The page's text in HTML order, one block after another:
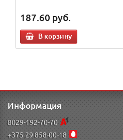
187.60 руб.
В корзину
Информация
8029-192-70-70
+375 29 858-00-18